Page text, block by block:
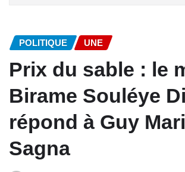
POLITIQUE UNE
Prix du sable : le
Birame Souléye
répond à Guy
Sagna